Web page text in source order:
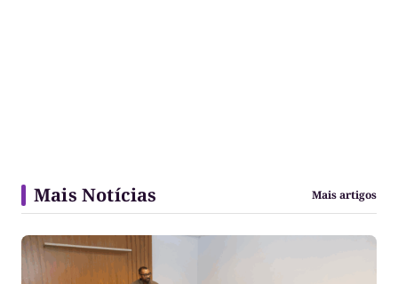
Mais Notícias Mais artigos